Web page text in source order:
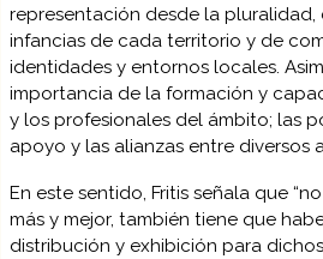
representación desde la pluralidad,
infancias de cada territorio y de
identidades y entornos locales.
importancia de la formación y
y los profesionales del ámbito; las
apoyo y las alianzas entre diversos
En este sentido, Fritis señala que
más y mejor, también tiene que
distribución y exhibición para